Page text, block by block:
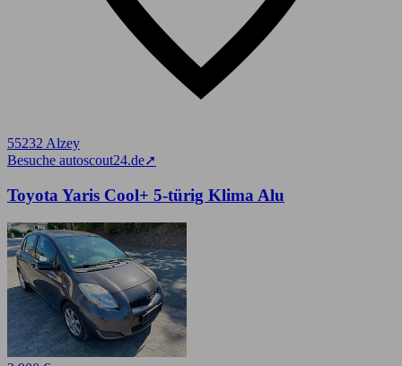
55232 Alzey
Besuche autoscout24.de➚
Toyota Yaris Cool+ 5-türig Klima Alu